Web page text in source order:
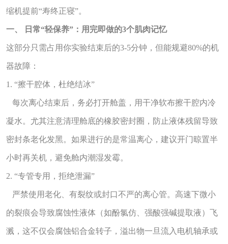
缩机提前“寿终正寝”。
一、 日常“轻保养”：用完即做的3个肌肉记忆
这部分只需占用你实验结束后的3-5分钟，但能规避80%的机
器故障：
1. “擦干腔体，杜绝结冰”
每次离心结束后，务必打开舱盖，用干净软布擦干腔内冷
凝水。尤其注意清理舱底的橡胶密封圈，防止液体残留导致
密封条老化发黑。如果进行的是常温离心，建议开门晾置半
小时再关机，避免舱内潮湿发霉。
2. “专管专用，拒绝泄漏”
严禁使用老化、有裂纹或封口不严的离心管。高速下微小
的裂痕会导致腐蚀性液体（如酚氯仿、强酸强碱提取液）飞
溅，这不仅会腐蚀铝合金转子，溢出物一旦流入电机轴承或